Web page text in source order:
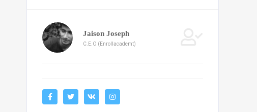
Jaison Joseph
C.E.O (Enrollacademt)